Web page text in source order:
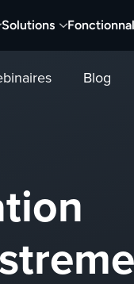
Solutions
Blog